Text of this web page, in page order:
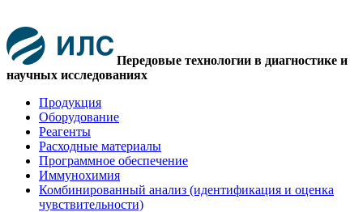
Передовые технологии в диагностике и
научных исследованиях
Продукция
Оборудование
Реагенты
Расходные материалы
Программное обеспечение
Иммунохимия
Комбинированный анализ (идентификация и оценка
чувствительности)